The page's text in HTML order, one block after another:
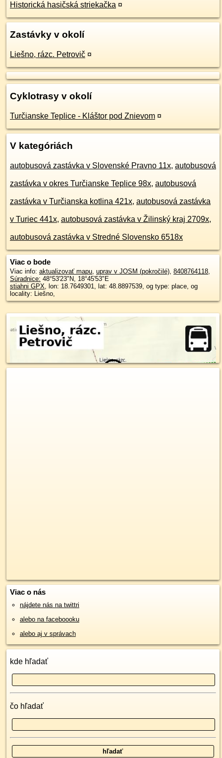
Historická hasičská striekačka ¤
Zastávky v okolí
Liešno, rázc. Petrovič ¤
Cyklotrasy v okolí
Turčianske Teplice - Kláštor pod Znievom ¤
V kategóriách
autobusová zastávka v Slovenské Pravno 11x, autobusová
zastávka v okres Turčianske Teplice 98x, autobusová
zastávka v Turčianska kotlina 421x, autobusová zastávka
v Turiec 441x, autobusová zastávka v Žilinský kraj 2709x,
autobusová zastávka v Stredné Slovensko 6518x
Viac o bode
Viac info: aktualizovať mapu, uprav v JOSM (pokročilé), 8408764118,
Súradnice: 48°53'23"N, 18°45'53"E
stiahni GPX, lon: 18.7649301, lat: 48.8897539, og type: place, og
locality: Liešno,
Viac o nás
nájdete nás na twittri
alebo na faceboooku
alebo aj v správach
kde hľadať
čo hľadať